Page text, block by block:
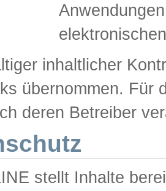
inhaltlicher
übernommen. Für
deren Betreiber
stellt Inhalte